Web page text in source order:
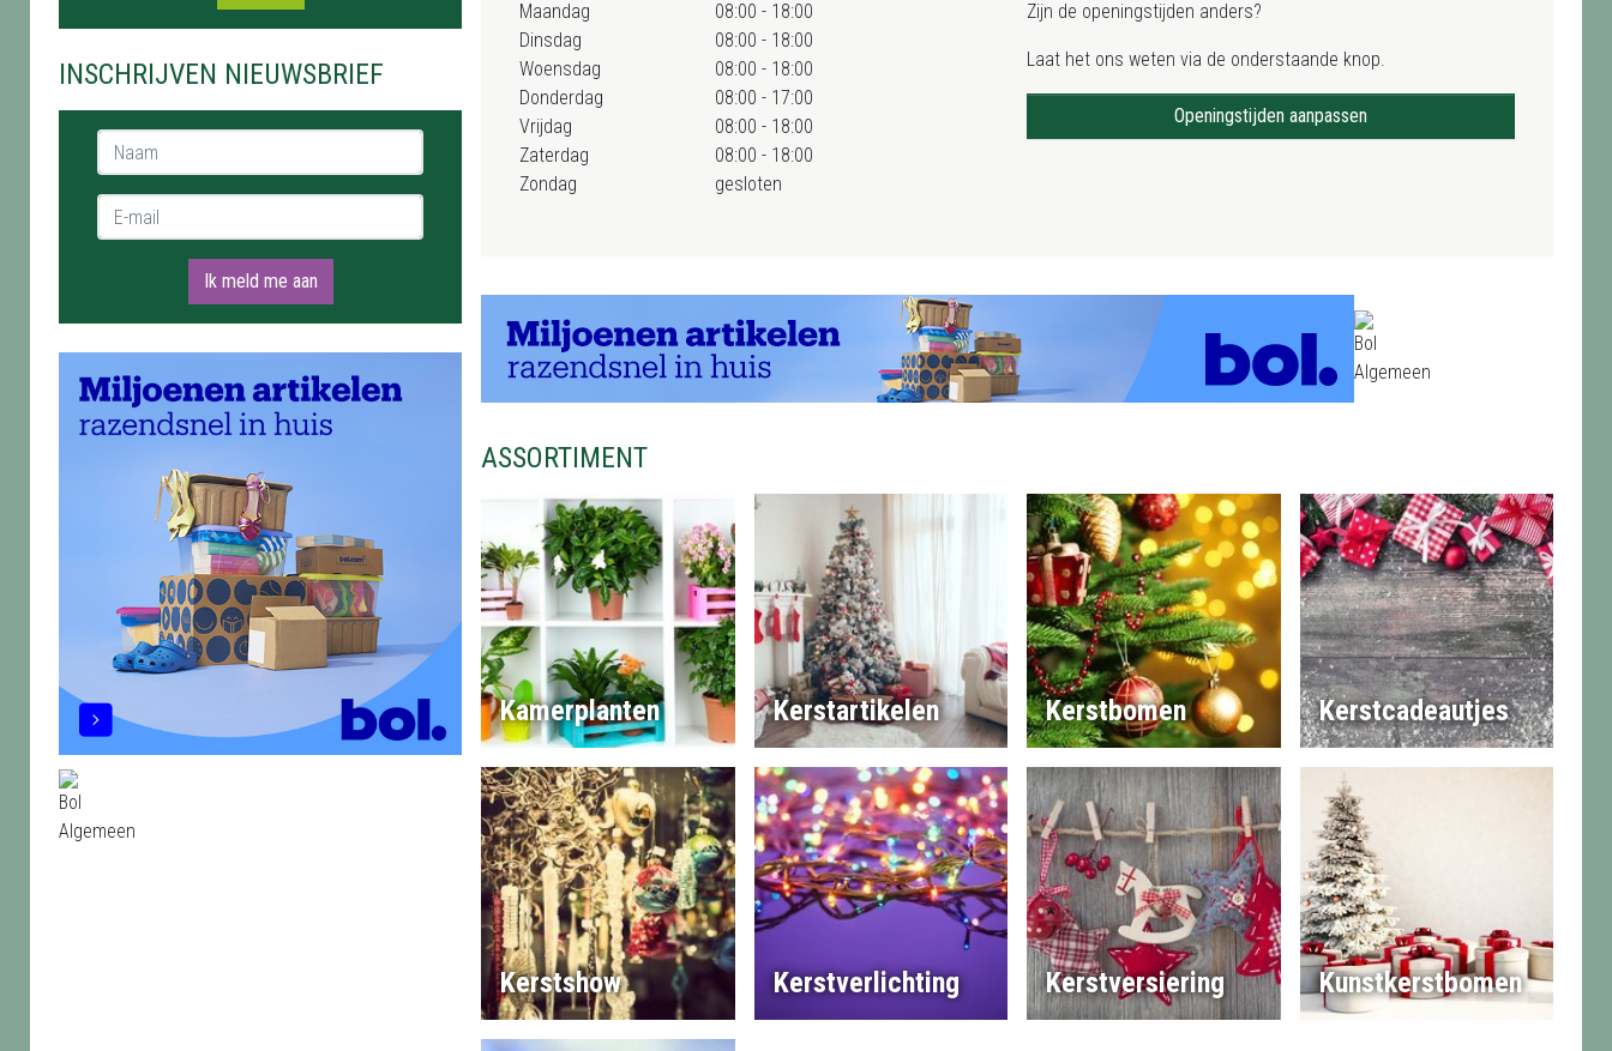
INSCHRIJVEN NIEUWSBRIEF
Naam *
E-mail *
Ik meld me aan
Maandag
08:00 - 18:00
Dinsdag
08:00 - 18:00
Woensdag
08:00 - 18:00
Donderdag
08:00 - 17:00
Vrijdag
08:00 - 18:00
Zaterdag
08:00 - 18:00
Zondag
gesloten
Zijn de openingstijden anders?
Laat het ons weten via de onderstaande knop.
Openingstijden aanpassen
ASSORTIMENT
Kamerplanten Kerstartikelen Kerstbomen Kerstcadeautjes
Kerstshow Kerstverlichting Kerstversiering Kunstkerstbomen